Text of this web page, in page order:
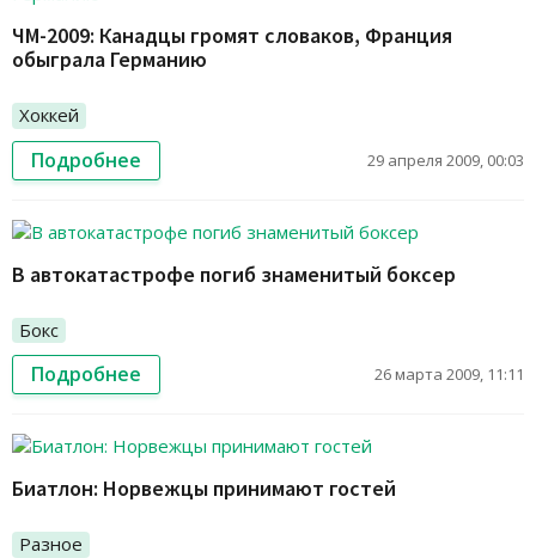
ЧМ-2009: Канадцы громят словаков, Франция
обыграла Германию
Хоккей
Подробнее 29 апреля 2009, 00:03
В автокатастрофе погиб знаменитый боксер
Бокс
Подробнее 26 марта 2009, 11:11
Биатлон: Норвежцы принимают гостей
Разное